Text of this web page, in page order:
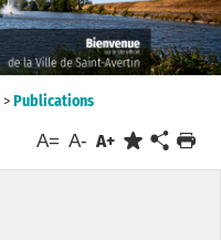
>Publications
A= A- A+